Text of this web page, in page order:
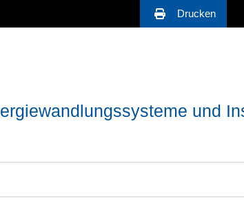
Drucken
und